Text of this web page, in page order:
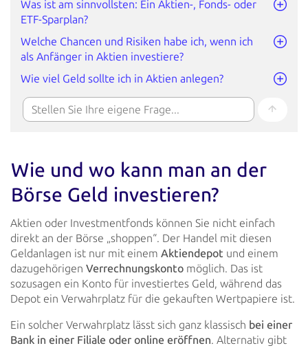
Was ist am sinnvollsten: Ein Aktien-, Fonds- oder
ETF-Sparplan?
Welche Chancen und Risiken habe ich, wenn ich
als Anfänger in Aktien investiere?
Wie viel Geld sollte ich in Aktien anlegen?
Wie und wo kann man an der
Börse Geld investieren?
Aktien oder Investmentfonds können Sie nicht einfach
direkt an der Börse „shoppen“. Der Handel mit diesen
Geldanlagen ist nur mit einem Aktiendepot und einem
dazugehörigen Verrechnungskonto möglich. Das ist
sozusagen ein Konto für investiertes Geld, während das
Depot ein Verwahrplatz für die gekauften Wertpapiere ist.
Ein solcher Verwahrplatz lässt sich ganz klassisch bei einer
Bank in einer Filiale oder online eröffnen. Alternativ gibt